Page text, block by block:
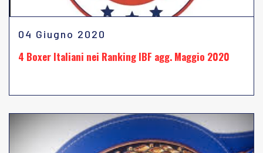
04 Giugno 2020
4 Boxer Italiani nei Ranking IBF agg. Maggio 2020